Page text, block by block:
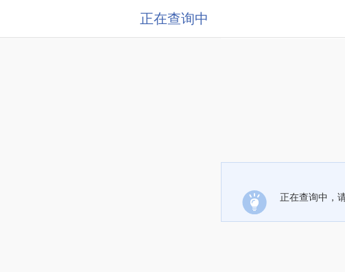
正在查询中
正在查询中，